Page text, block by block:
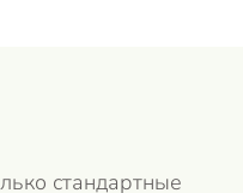
стандартные